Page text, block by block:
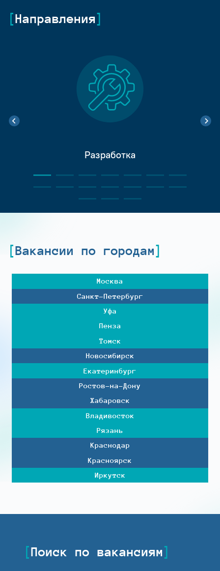
Направления
Разработка
Вакансии по городам
Москва
Санкт-Петербург
Уфа
Пенза
Томск
Новосибирск
Екатеринбург
Ростов-на-Дону
Хабаровск
Владивосток
Рязань
Краснодар
Красноярск
Иркутск
Поиск по вакансиям